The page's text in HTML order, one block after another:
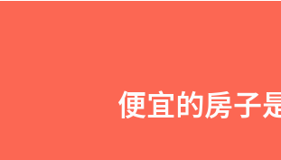
便宜的房子